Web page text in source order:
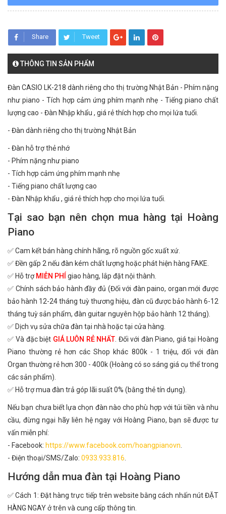
Share Tweet
THÔNG TIN SẢN PHẨM
Đàn CASIO LK-218 dành riêng cho thị trường Nhật Bản - Phím nặng
như piano - Tích hợp cảm ứng phím mạnh nhẹ - Tiếng piano chất
lượng cao - Đàn Nhập khẩu , giá rẻ thích hợp cho mọi lứa tuổi.
- Đàn dành riêng cho thị trường Nhật Bản
- Đàn hỗ trợ thẻ nhớ
- Phím nặng như piano
- Tích hợp cảm ứng phím mạnh nhẹ
- Tiếng piano chất lượng cao
- Đàn Nhập khẩu , giá rẻ thích hợp cho mọi lứa tuổi.
Tại sao bạn nên chọn mua hàng tại Hoàng
Piano
✅ Cam kết bán hàng chính hãng, rõ nguồn gốc xuất xứ.
✅ Đền gấp 2 nếu đàn kém chất lượng hoặc phát hiện hàng FAKE.
✅ Hỗ trợ MIỄN PHÍ giao hàng, lắp đặt nội thành.
✅ Chính sách bảo hành đầy đủ (Đối với đàn paino, organ mới được
bảo hành 12-24 tháng tuỳ thương hiệu, đàn cũ được bảo hành 6-12
tháng tuỳ sản phẩm, đàn guitar nguyên hộp bảo hành 12 tháng).
✅ Dịch vụ sửa chữa đàn tại nhà hoặc tại cửa hàng.
✅ Và đặc biệt GIÁ LUÔN RẺ NHẤT . Đối với đàn Piano, giá tại Hoàng
Piano thường rẻ hơn các Shop khác 800k - 1 triệu, đối với đàn
Organ thường rẻ hơn 300 - 400k (Hoàng có so sáng giá cụ thể trong
các sản phẩm).
✅ Hỗ trợ mua đàn trả góp lãi suất 0% (bằng thẻ tín dụng).
Nếu bạn chưa biết lựa chọn đàn nào cho phù hợp với túi tiền và nhu
cầu, đừng ngại hãy liên hệ ngay với Hoàng Piano, bạn sẽ được tư
vấn miễn phí:
- Facebook: https://www.facebook.com/hoangpianovn
- Điện thoại/SMS/Zalo: 0933.933.816
Hướng dẫn mua đàn tại Hoàng Piano
✅ Cách 1: Đặt hàng trực tiếp trên website bằng cách nhấn nút ĐẶT
HÀNG NGAY ở trên và cung cấp thông tin.